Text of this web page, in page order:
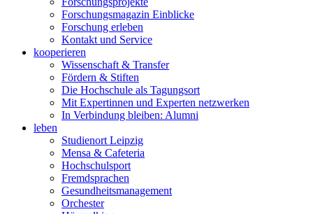
Forschungsmagazin Einblicke
Forschung erleben
Kontakt und Service
kooperieren
Wissenschaft & Transfer
Fördern & Stiften
Die Hochschule als Tagungsort
Mit Expertinnen und Experten netzwerken
In Verbindung bleiben: Alumni
leben
Studienort Leipzig
Mensa & Cafeteria
Hochschulsport
Fremdsprachen
Gesundheitsmanagement
Orchester